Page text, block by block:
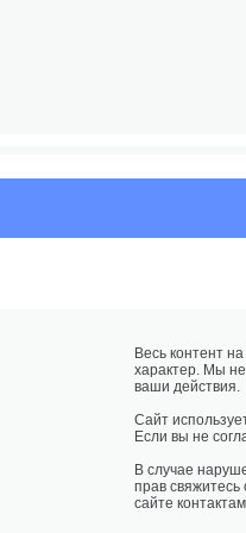
Весь контент
характер. Мы
ваши действия.
Сайт
Если вы не
В случае
прав
сайте